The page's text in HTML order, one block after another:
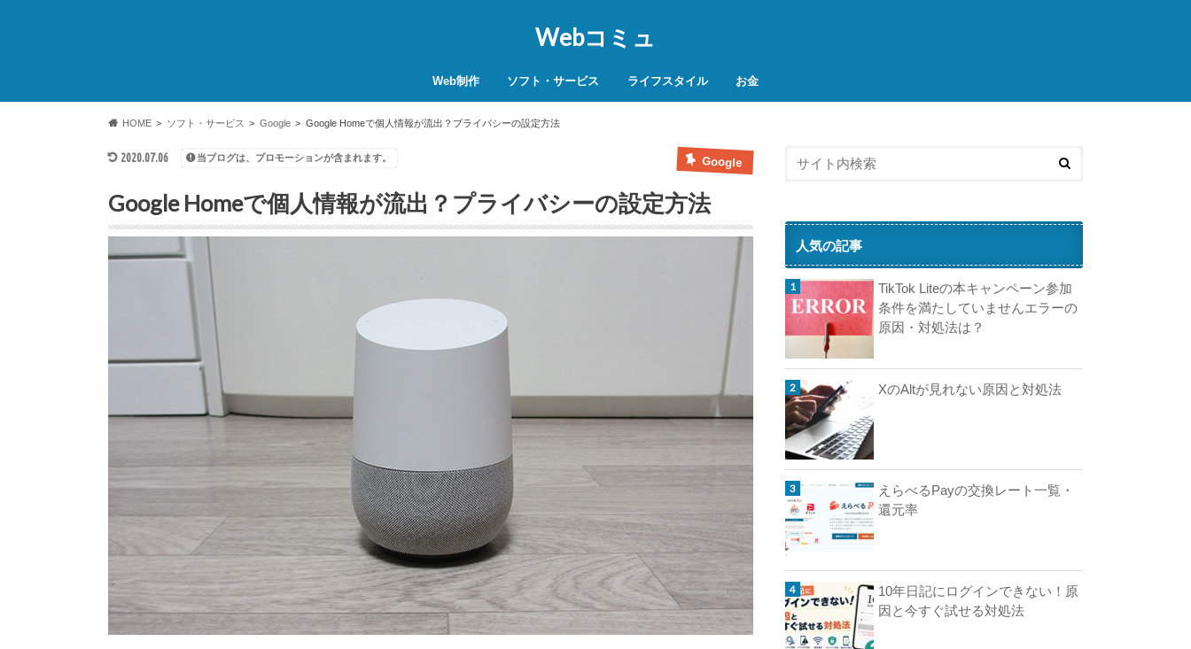
Webコミュ
Web制作 ソフト・サービス ライフスタイル お金
HOME ソフト・サービス Google Google Homeで個人情報が流出？プライバシーの設定方法
2020.07.06 Google
当ブログは、プロモーションが含まれます。
Google Homeで個人情報が流出？プライバシーの設定方法
人気の記事
TikTok Liteの本キャンペーン参加
条件を満たしていませんエラーの
原因・対処法は？
XのAltが見れない原因と対処法
えらべるPayの交換レート一覧・
還元率
10年日記にログインできない！原
因と今すぐ試せる対処法